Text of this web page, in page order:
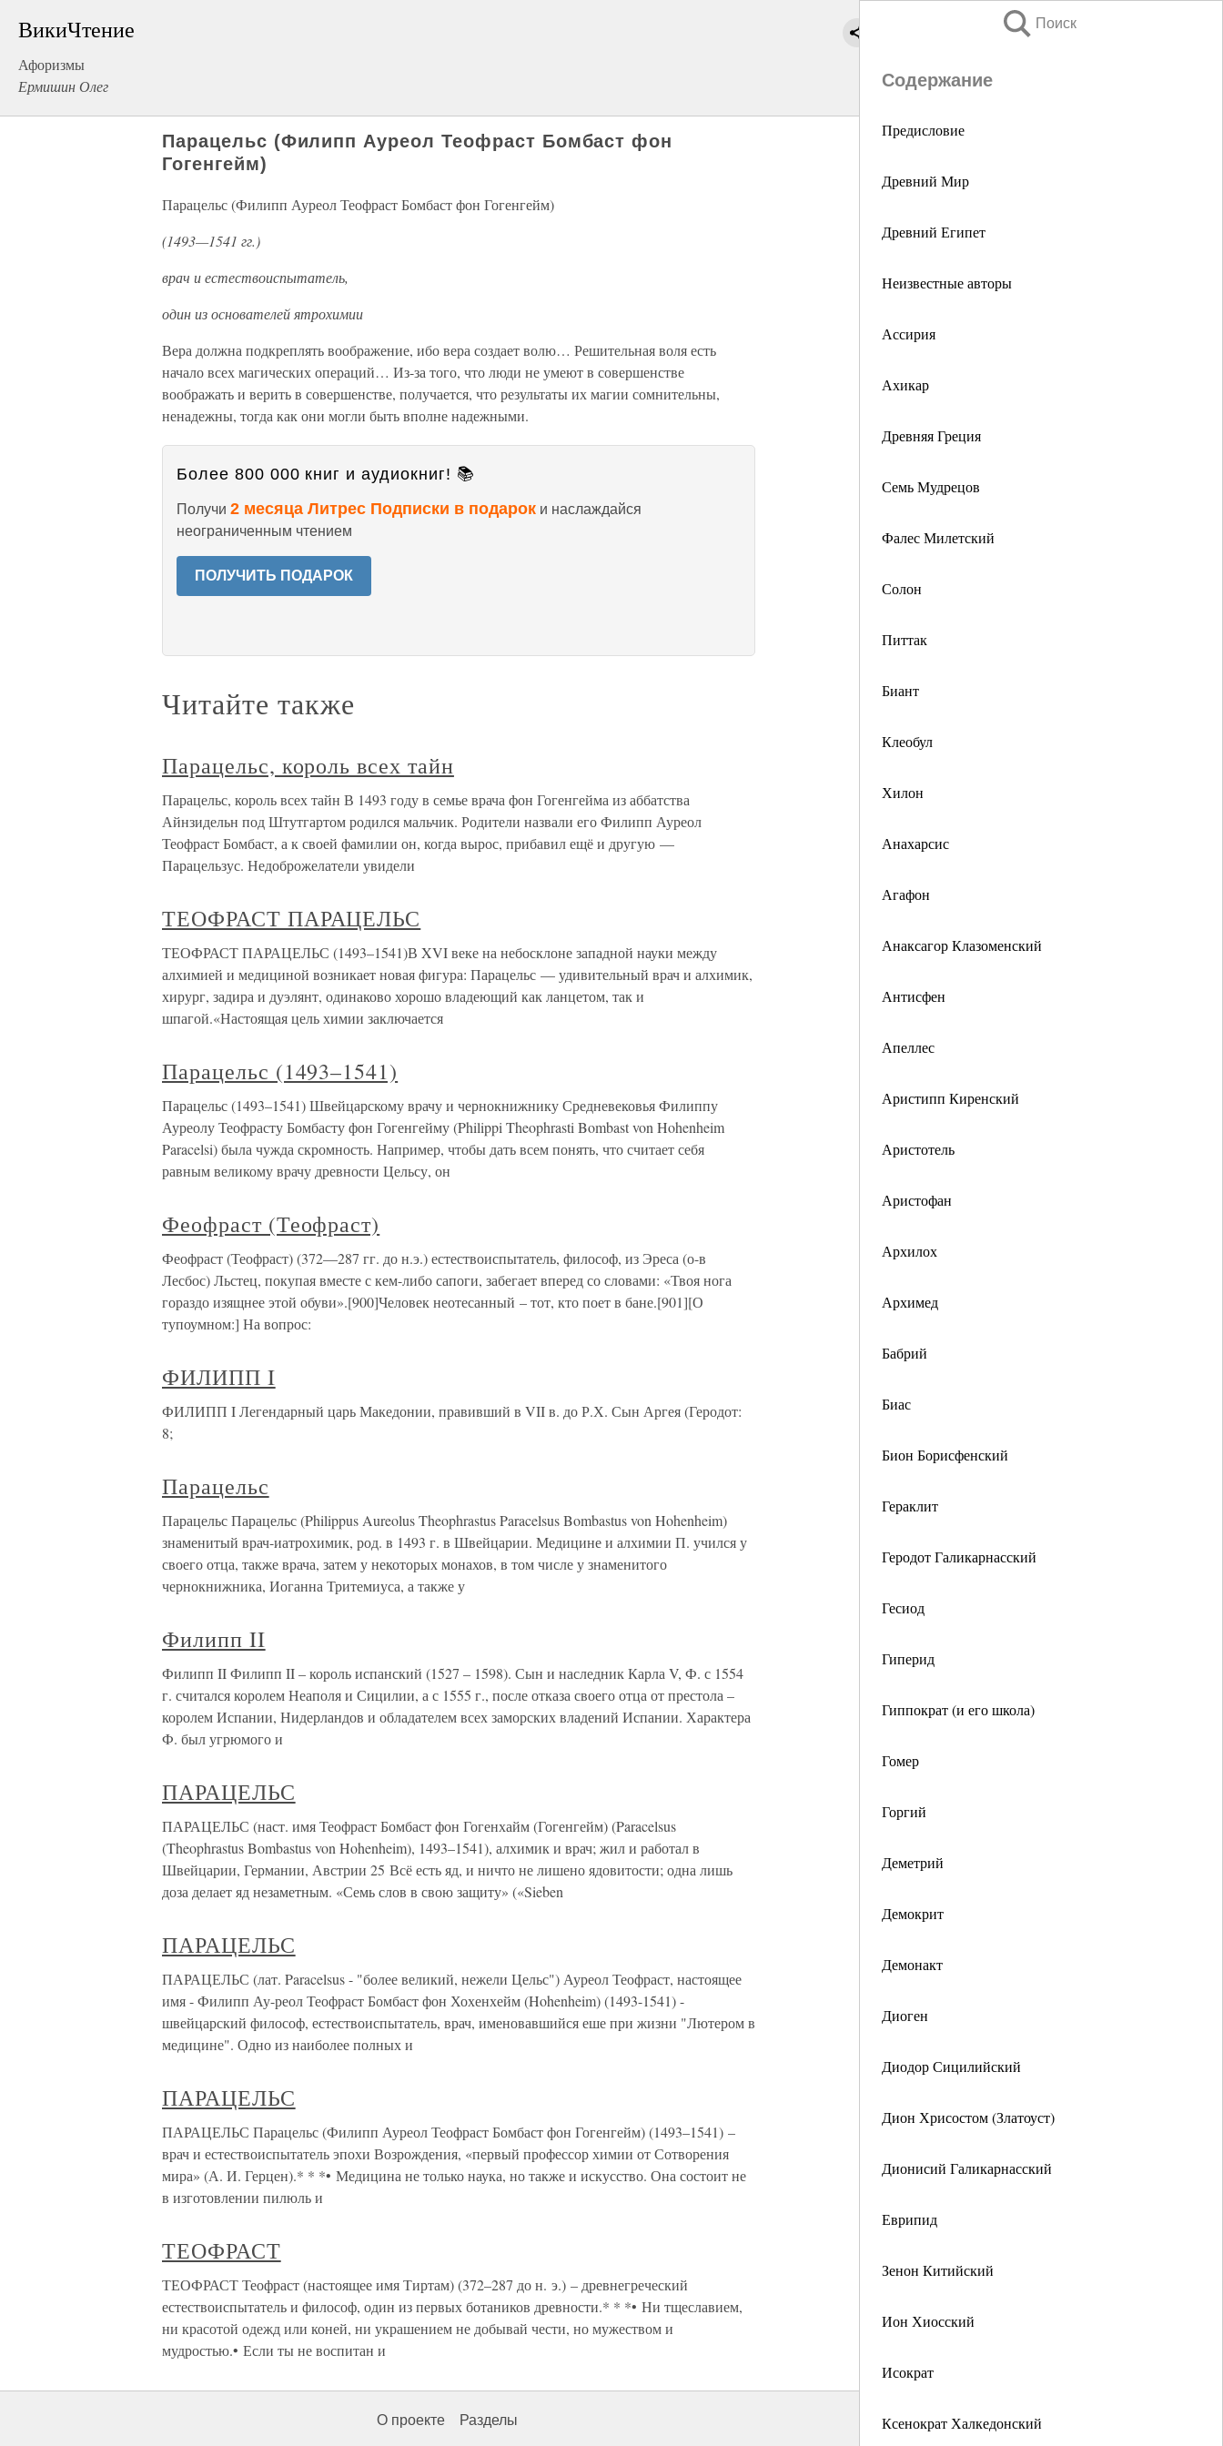
ВикиЧтение
Афоризмы
Ермишин Олег
Поиск
Содержание
Предисловие
Древний Мир
Древний Египет
Неизвестные авторы
Ассирия
Ахикар
Древняя Греция
Семь Мудрецов
Фалес Милетский
Солон
Питтак
Биант
Клеобул
Хилон
Анахарсис
Агафон
Анаксагор Клазоменский
Антисфен
Апеллес
Аристипп Киренский
Аристотель
Аристофан
Архилох
Архимед
Бабрий
Биас
Бион Борисфенский
Гераклит
Геродот Галикарнасский
Гесиод
Гиперид
Гиппократ (и его школа)
Гомер
Горгий
Деметрий
Демокрит
Демонакт
Диоген
Диодор Сицилийский
Дион Хрисостом (Златоуст)
Дионисий Галикарнасский
Еврипид
Зенон Китийский
Ион Хиосский
Исократ
Ксенократ Халкедонский
Парацельс (Филипп Ауреол Теофраст Бомбаст фон
Гогенгейм)
Парацельс (Филипп Ауреол Теофраст Бомбаст фон Гогенгейм)
(1493—1541 гг.)
врач и естествоиспытатель,
один из основателей ятрохимии
Вера должна подкреплять воображение, ибо вера создает волю… Решительная воля есть
начало всех магических операций… Из-за того, что люди не умеют в совершенстве
воображать и верить в совершенстве, получается, что результаты их магии сомнительны,
ненадежны, тогда как они могли быть вполне надежными.
Более 800 000 книг и аудиокниг! 📚
Получи 2 месяца Литрес Подписки в подарок и наслаждайся
неограниченным чтением
ПОЛУЧИТЬ ПОДАРОК
Читайте также
Парацельс, король всех тайн
Парацельс, король всех тайн В 1493 году в семье врача фон Гогенгейма из аббатства
Айнзидельн под Штутгартом родился мальчик. Родители назвали его Филипп Ауреол
Теофраст Бомбаст, а к своей фамилии он, когда вырос, прибавил ещё и другую —
Парацельзус. Недоброжелатели увидели
ТЕОФРАСТ ПАРАЦЕЛЬС
ТЕОФРАСТ ПАРАЦЕЛЬС (1493–1541)В XVI веке на небосклоне западной науки между
алхимией и медициной возникает новая фигура: Парацельс — удивительный врач и алхимик,
хирург, задира и дуэлянт, одинаково хорошо владеющий как ланцетом, так и
шпагой.«Настоящая цель химии заключается
Парацельс (1493–1541)
Парацельс (1493–1541) Швейцарскому врачу и чернокнижнику Средневековья Филиппу
Ауреолу Теофрасту Бомбасту фон Гогенгейму (Philippi Theophrasti Bombast von Hohenheim
Paracelsi) была чужда скромность. Например, чтобы дать всем понять, что считает себя
равным великому врачу древности Цельсу, он
Феофраст (Теофраст)
Феофраст (Теофраст) (372—287 гг. до н.э.) естествоиспытатель, философ, из Эреса (о-в
Лесбос) Льстец, покупая вместе с кем-либо сапоги, забегает вперед со словами: «Твоя нога
гораздо изящнее этой обуви».[900]Человек неотесанный – тот, кто поет в бане.[901][О
тупоумном:] На вопрос:
ФИЛИПП I
ФИЛИПП I Легендарный царь Македонии, правивший в VII в. до Р.Х. Сын Аргея (Геродот:
8;
Парацельс
Парацельс Парацельс (Philippus Aureolus Theophrastus Paracelsus Bombastus von Hohenheim)
знаменитый врач-иатрохимик, род. в 1493 г. в Швейцарии. Медицине и алхимии П. учился у
своего отца, также врача, затем у некоторых монахов, в том числе у знаменитого
чернокнижника, Иоганна Тритемиуса, а также у
Филипп II
Филипп II Филипп II – король испанский (1527 – 1598). Сын и наследник Карла V, Ф. с 1554
г. считался королем Неаполя и Сицилии, а с 1555 г., после отказа своего отца от престола –
королем Испании, Нидерландов и обладателем всех заморских владений Испании. Характера
Ф. был угрюмого и
ПАРАЦЕЛЬС
ПАРАЦЕЛЬС (наст. имя Теофраст Бомбаст фон Гогенхайм (Гогенгейм) (Paracelsus
(Theophrastus Bombastus von Hohenheim), 1493–1541), алхимик и врач; жил и работал в
Швейцарии, Германии, Австрии 25 Всё есть яд, и ничто не лишено ядовитости; одна лишь
доза делает яд незаметным. «Семь слов в свою защиту» («Sieben
ПАРАЦЕЛЬС
ПАРАЦЕЛЬС (лат. Paracelsus - "более великий, нежели Цельс") Ауреол Теофраст, настоящее
имя - Филипп Ау-реол Теофраст Бомбаст фон Хохенхейм (Hohenheim) (1493-1541) -
швейцарский философ, естествоиспытатель, врач, именовавшийся еше при жизни "Лютером в
медицине". Одно из наиболее полных и
ПАРАЦЕЛЬС
ПАРАЦЕЛЬС Парацельс (Филипп Ауреол Теофраст Бомбаст фон Гогенгейм) (1493–1541) –
врач и естествоиспытатель эпохи Возрождения, «первый профессор химии от Сотворения
мира» (А. И. Герцен).* * *• Медицина не только наука, но также и искусство. Она состоит не
в изготовлении пилюль и
ТЕОФРАСТ
ТЕОФРАСТ Теофраст (настоящее имя Тиртам) (372–287 до н. э.) – древнегреческий
естествоиспытатель и философ, один из первых ботаников древности.* * *• Ни тщеславием,
ни красотой одежд или коней, ни украшением не добывай чести, но мужеством и
мудростью.• Если ты не воспитан и
О проекте Разделы